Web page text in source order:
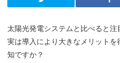
太陽光発電システムと比べると注
実は導入により大きなメリット
知ですか？